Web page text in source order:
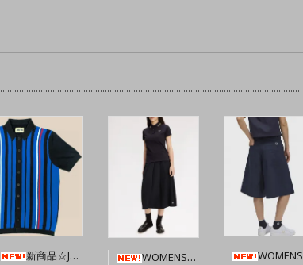
新商品☆JTG Sands S/S Button-Through Knit 【Navy】 WOMENS★FRED PERRY Pleated Midi Skirt 【Black】☆英国直輸入ピンバッジプレゼント WOMENS★FRED PERRY Pleated Short 【Navy】☆英国直輸入ピンバッジプレゼント